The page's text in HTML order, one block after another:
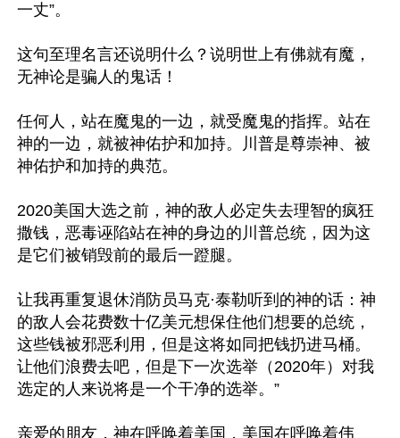
一丈”。
这句至理名言还说明什么？说明世上有佛就有魔，
无神论是骗人的鬼话！
任何人，站在魔鬼的一边，就受魔鬼的指挥。站在
神的一边，就被神佑护和加持。川普是尊崇神、被
神佑护和加持的典范。
2020美国大选之前，神的敌人必定失去理智的疯狂
撒钱，恶毒诬陷站在神的身边的川普总统，因为这
是它们被销毁前的最后一蹬腿。
让我再重复退休消防员马克·泰勒听到的神的话：神
的敌人会花费数十亿美元想保住他们想要的总统，
这些钱被邪恶利用，但是这将如同把钱扔进马桶。
让他们浪费去吧，但是下一次选举（2020年）对我
选定的人来说将是一个干净的选举。”
亲爱的朋友，神在呼唤着美国，美国在呼唤着伟